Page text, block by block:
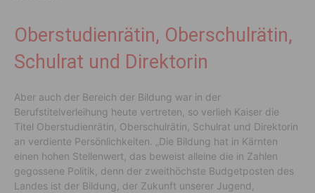
Oberstudienrätin, Oberschulrätin,
Schulrat und Direktorin
Aber auch der Bereich der Bildung war in der
Berufstitelverleihung heute vertreten, so verlieh Kaiser die
Titel Oberstudienrätin, Oberschulrätin, Schulrat und Direktorin
an verdiente Persönlichkeiten. „Die Bildung hat in Kärnten
einen hohen Stellenwert, das beweist alleine die in Zahlen
gegossene Politik, denn der zweithöchste Budgetposten des
Landes ist der Bildung, der Zukunft unserer Jugend,